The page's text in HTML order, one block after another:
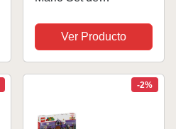
Casa de Mario
(71422), Juguete para
Construir con Figura
de Yoshi Amarillo, para
Pack...
Ver Producto
-2%